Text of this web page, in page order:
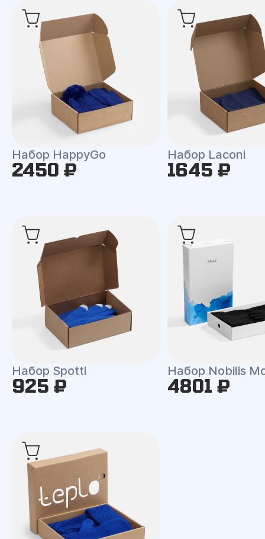
Набор HappyGo
2450 ₽
Набор Laconi
1645 ₽
Набор Spotti
925 ₽
Набор Nobilis
4801 ₽